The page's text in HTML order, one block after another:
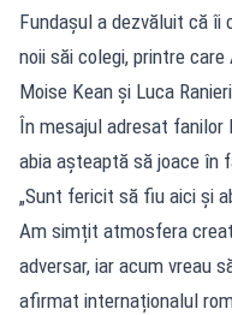
Fundașul a dezvăluit că îi
noii săi colegi, printre
Moise Kean și Luca
În mesajul adresat fanilor
abia așteaptă să joace în
„Sunt fericit să fiu aici și
Am simțit atmosfera
adversar, iar acum vreau
afirmat internaționalul